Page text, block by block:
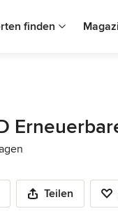
finden
Teilen